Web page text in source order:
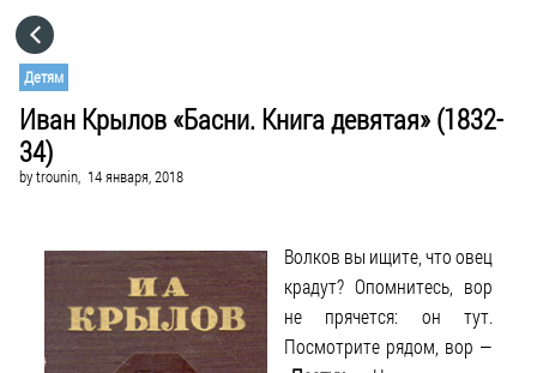
Детям
Иван Крылов «Басни. Книга девятая» (1832-
34)
bytrounin, 14 января, 2018
Волков вы ищите, что овец
крадут? Опомнитесь, вор
не прячется: он тут.
Посмотрите рядом, вор —
CATEGORIES
VISIT WEBSITE